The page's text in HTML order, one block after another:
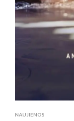
NAUJIENOS